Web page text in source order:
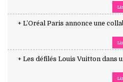
+ L’Oréal Paris annonce une
+ Les défilés Louis Vuitton dans